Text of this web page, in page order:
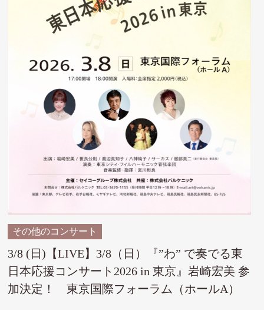
その他のコンサート
3/8 (日)【LIVE】3/8（日）『”わ” で奏でる東
日本応援コンサート2026 in 東京』岩崎宏美 参
加決定！ 東京国際フォーラム（ホールA）